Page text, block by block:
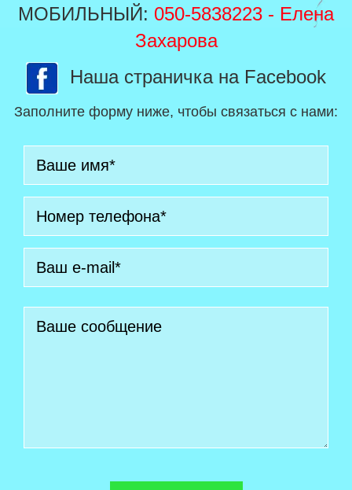
МОБИЛЬНЫЙ: 050-5838223 - Елена
Захарова
Наша страничка на Facebook
Заполните форму ниже, чтобы связаться с нами: